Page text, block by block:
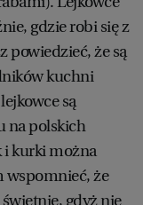
gdzie robi się z
powiedzieć, że są
kuchni
są
na polskich
i kurki można
wspomnieć, że
gdyż nie